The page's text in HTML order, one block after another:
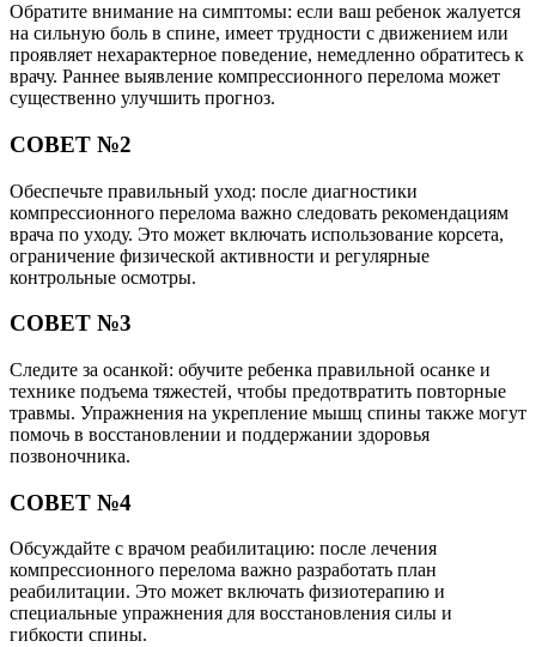
Обратите внимание на симптомы: если ваш ребенок жалуется
на сильную боль в спине, имеет трудности с движением или
проявляет нехарактерное поведение, немедленно обратитесь к
врачу. Раннее выявление компрессионного перелома может
существенно улучшить прогноз.
СОВЕТ №2
Обеспечьте правильный уход: после диагностики
компрессионного перелома важно следовать рекомендациям
врача по уходу. Это может включать использование корсета,
ограничение физической активности и регулярные
контрольные осмотры.
СОВЕТ №3
Следите за осанкой: обучите ребенка правильной осанке и
технике подъема тяжестей, чтобы предотвратить повторные
травмы. Упражнения на укрепление мышц спины также могут
помочь в восстановлении и поддержании здоровья
позвоночника.
СОВЕТ №4
Обсуждайте с врачом реабилитацию: после лечения
компрессионного перелома важно разработать план
реабилитации. Это может включать физиотерапию и
специальные упражнения для восстановления силы и
гибкости спины.